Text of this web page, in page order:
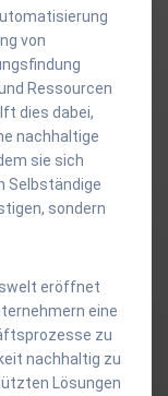
von
Ressourcen
dies dabei,
nachhaltige
sie sich
Selbständige
sondern
eröffnet
eine
zu
nachhaltig zu
Lösungen